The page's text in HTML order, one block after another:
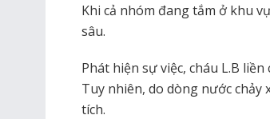
Khi cả nhóm đang tắm ở khu
sâu.
Phát hiện sự việc, cháu L.B
Tuy nhiên, do dòng nước chảy
tích.